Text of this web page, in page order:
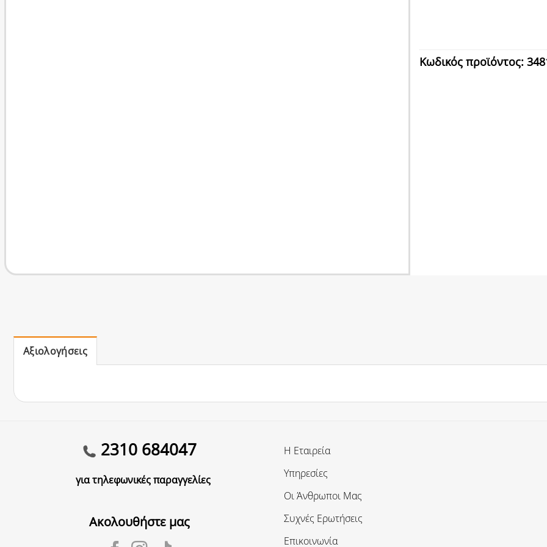
Κωδικός προϊόντος:
Αξιολογήσεις
2310 684047
για τηλεφωνικές παραγγελίες
Ακολουθήστε μας
Η Εταιρεία
Υπηρεσίες
Οι Άνθρωποι Μας
Συχνές Ερωτήσεις
Επικοινωνία